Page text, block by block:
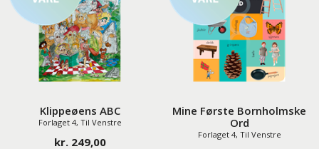
Klippeøens ABC
Forlaget 4, Til Venstre
kr. 249,00
Mine Første Bornholmske
Ord
Forlaget 4, Til Venstre